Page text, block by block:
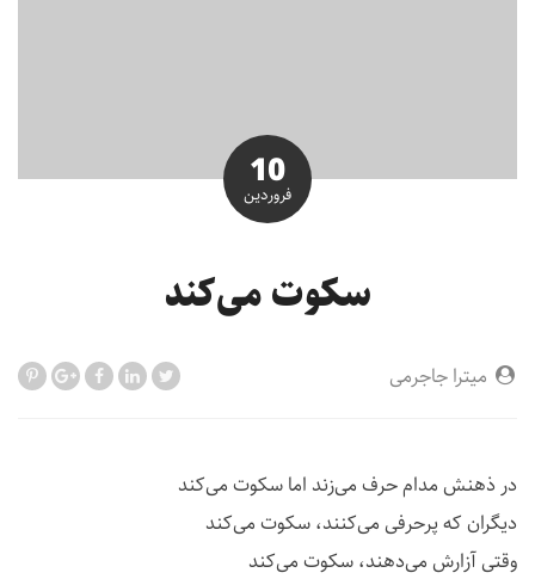
10
فروردین
سکوت می‌کند
میترا جاجرمی
در ذهنش مدام حرف می‌زند اما سکوت می‌کند
دیگران که پرحرفی می‌کنند، سکوت می‌کند
وقتی آزارش می‌دهند، سکوت می‌کند